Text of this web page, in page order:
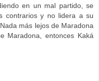
en un mal partido, se
contrarios y no lidera a su
más lejos de Maradona
Maradona, entonces Kaká